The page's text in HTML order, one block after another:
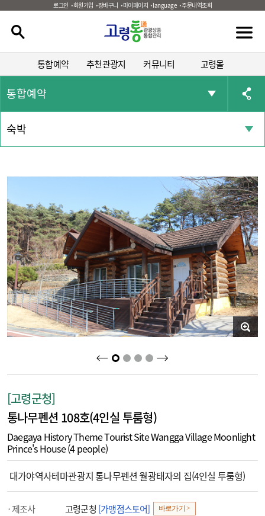
로그인 회원가입 장바구니 마이페이지 language 주문내역조회
통합예약 추천관광지 커뮤니티 고령몰
통합예약
숙박
2 3 4
[고령군청]
통나무펜션 108호(4인실 투룸형)
Daegaya History Theme Tourist Site Wangga Village Moonlight
Prince's House (4 people)
대가야역사테마관광지 통나무펜션 월광태자의 집(4인실 투룸형)
제조사 고령군청 [가맹점스토어] 바로가기 >